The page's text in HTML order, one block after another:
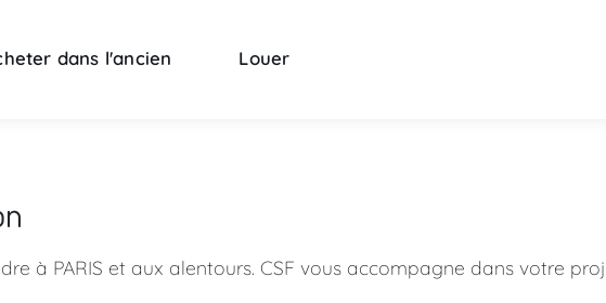
dans l'ancien Louer
à PARIS et aux alentours. CSF vous accompagne dans votre